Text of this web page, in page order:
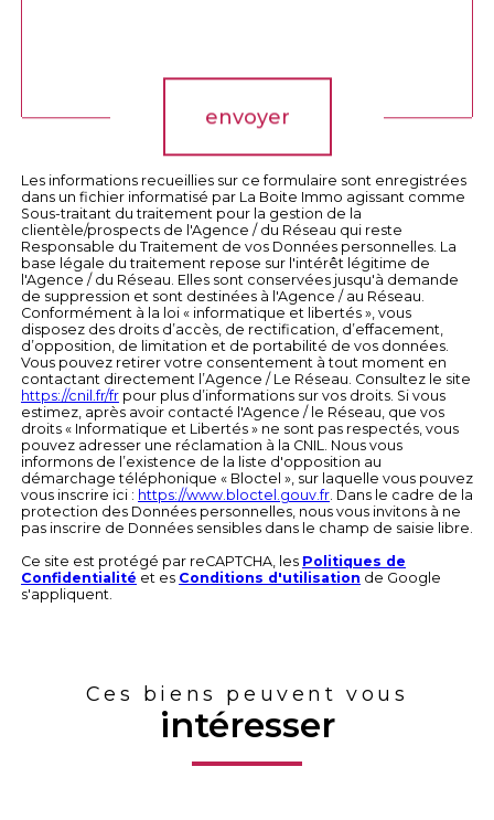
envoyer
Les informations recueillies sur ce formulaire sont enregistrées
dans un fichier informatisé par La Boite Immo agissant comme
Sous-traitant du traitement pour la gestion de la
clientèle/prospects de l'Agence / du Réseau qui reste
Responsable du Traitement de vos Données personnelles. La
base légale du traitement repose sur l'intérêt légitime de
l'Agence / du Réseau. Elles sont conservées jusqu'à demande
de suppression et sont destinées à l'Agence / au Réseau.
Conformément à la loi « informatique et libertés », vous
disposez des droits d’accès, de rectification, d’effacement,
d’opposition, de limitation et de portabilité de vos données.
Vous pouvez retirer votre consentement à tout moment en
contactant directement l’Agence / Le Réseau. Consultez le site
https://cnil.fr/fr pour plus d’informations sur vos droits. Si vous
estimez, après avoir contacté l'Agence / le Réseau, que vos
droits « Informatique et Libertés » ne sont pas respectés, vous
pouvez adresser une réclamation à la CNIL. Nous vous
informons de l’existence de la liste d'opposition au
démarchage téléphonique « Bloctel », sur laquelle vous pouvez
vous inscrire ici : https://www.bloctel.gouv.fr. Dans le cadre de la
protection des Données personnelles, nous vous invitons à ne
pas inscrire de Données sensibles dans le champ de saisie libre.
Ce site est protégé par reCAPTCHA, les Politiques de
Confidentialité et es Conditions d'utilisation de Google
s'appliquent.
Ces biens peuvent vous
intéresser